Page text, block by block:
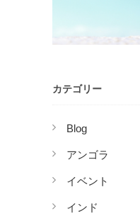
カテゴリー
Blog
アンゴラ
イベント
インド